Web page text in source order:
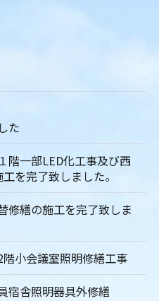
た
階一部LED化工事及び西
を完了致しました。
修繕の施工を完了致しま
小会議室照明修繕工事
宿舎照明器具外修繕